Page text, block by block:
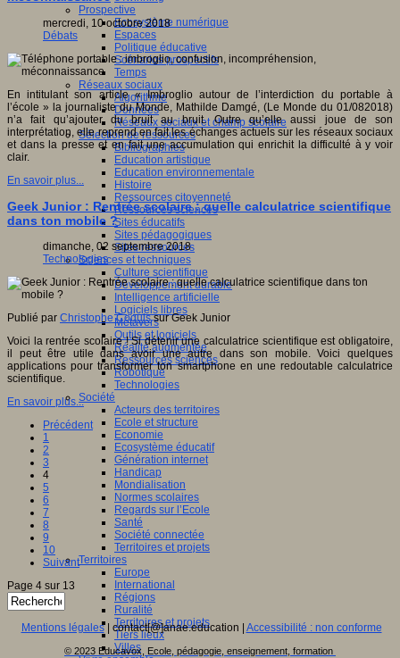
Prospective
Ecosystème numérique
Espaces
Politique éducative
Scénarios prospectifs
Temps
Réseaux sociaux
Algorithme
Données
Réseaux sociaux et champ scolaire
Sélection de ressources
Bibliographies
Education artistique
Education environnementale
Histoire
Ressources citoyenneté
Ressources sciences
Sites éducatifs
Sites pédagogiques
Sites ressources
Sciences et techniques
Culture scientifique
Développement durable
Intelligence artificielle
Logiciels libres
Métavers
Outils et logiciels
Réalité augmentée
Ressources sciences
Robotique
Technologies
Société
Acteurs des territoires
Ecole et structure
Economie
Ecosystème éducatif
Génération internet
Handicap
Mondialisation
Normes scolaires
Regards sur l’Ecole
Santé
Société connectée
Territoires et projets
Territoires
Europe
International
Régions
Ruralité
Territoires et projets
Tiers lieux
Villes
mercredi, 10 octobre 2018
Débats
En intitulant son article « Imbroglio autour de l’interdiction du portable à
l’école » la journaliste du Monde, Mathilde Damgé, (Le Monde du 01/082018)
n’a fait qu’ajouter du bruit au bruit. Outre qu’elle aussi joue de son
interprétation, elle reprend en fait les échanges actuels sur les réseaux sociaux
et dans la presse et en fait une accumulation qui enrichit la difficulté à y voir
clair.
En savoir plus...
Geek Junior : Rentrée scolaire : quelle calculatrice scientifique
dans ton mobile ?
dimanche, 02 septembre 2018
Technologies
Publié par Christophe Coquissur Geek Junior
Voici la rentrée scolaire ! Si détenir une calculatrice scientifique est obligatoire,
il peut être utile dans avoir une autre dans son mobile. Voici quelques
applications pour transformer ton smartphone en une redoutable calculatrice
scientifique.
En savoir plus...
Précédent
1
2
3
4
5
6
7
8
9
10
Suivant
Page 4 sur 13
Mentions légales| contact[@]anae.education | Accessibilité : non conforme
© 2023 Educavox, Ecole, pédagogie, enseignement, formation